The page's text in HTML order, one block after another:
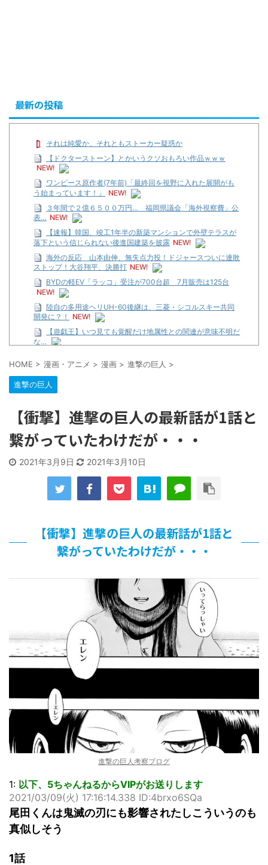
最新の投稿
それは純愛か、それともストーカー疑惑か
【ドクターストーン】とかいうクソおもろい作品ｗｗｗ
NEW!
ワンピース原作者(7年前)「最終回を視野に入れた展開がも
う始まっています！」
NEW!
３年間で２億６５００万円… 福岡県議会「海外視察費」公
表… NEW!
【速報】韓国、竣工1年半の新築マンションで外壁テラスが
落下という信じられない後進国建築を披露 NEW!
海外の反応 山本由伸、無失点力投！ドジャースついに連敗
ストップ！大谷翔平、決勝打 NEW!
BYDの軽EV「ラッコ」受注が700台超 7月販売は125台
NEW!
陸自の多用途ヘリUH-60後継は、三菱・シコルスキー共同
開発に？！
NEW!
【遊戯王】いつ見ても覚醒だけ地属性との関連が意味不明だ
な…
【遊戯王】いつ見ても覚醒だけ地属性との関連が意味不明だ
な…
「洋画に日本版主題歌は必要か?」論争
【ギャルゲ】「千恋*万花」のアニメ化決定でKOTOKOが主
題歌歌うよ！
【R-18】真・女神転生 Road to the Transcendence【二次
創作】 第２０話
北原ももさんの挑発!!!
【画像】この女優さん、可愛すぎる
【遊戯王】いつ見ても覚醒だけ地属性との関連が意味不明だ
【朗報】齋藤飛鳥、前屈みで完全に見えてる動画が拡散され
てしまう…
北原ももさんの挑発!!!
【画像】顔100点、体30点の女ｗｗｗ
…背が高い娘
佐藤絢音ちゃん(11)が万バズ！！
「洋画に日本版主題歌は必要か?」論争
超能力が使えるようになったので限界まで極める事にした件
北原ももさんの挑発!!!
【画像】『プリズマ☆イリヤ』の新グッズ、流石に一線を越
えてしまう
敵「ダンクーガは合体するまでが長過ぎてつまらない」←合
体する前から面白いんだよなぁ
まとめチェッカーは閉鎖しました。RSSの解除をお願いしま
かわからない
NHKにようこそ！を見終えたんだがｗｗｗ
Powered by livedoor 相互RSS
HOME > 漫画・アニメ > 漫画 > 進撃の巨人 >
進撃の巨人
【衝撃】進撃の巨人の最新話が1話と
繋がっていたわけだが・・・
2021年3月9日 2021年3月10日
【衝撃】進撃の巨人の最新話が1話と
繋がっていたわけだが・・・
進撃の巨人考察ブログ
1: 以下、5ちゃんねるからVIPがお送りします
2021/03/09(火) 17:16:14.338 ID:4brxo6SQa
尾田くんは鬼滅の刃にも影響されたしこういうのも
真似しそう
1話